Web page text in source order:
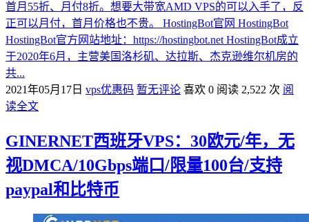
首月55折、月付8折。想要大带宽AMD VPS的可以入手了，反
正可以月付，首月价格也不贵。 HostingBot官网 HostingBot
HostingBot官方网站地址：https://hostingbot.net HostingBot成立
于2020年6月，主营美国洛杉矶、达拉斯、杰克逊维尔机房的
共...
2021年05月17日 vps优惠码 暂无评论 喜欢 0 阅读 2,522 次 阅
读全文
GINERNET西班牙VPS：30欧元/年，无
视DMCA/10Gbps端口/限量100台/支持
paypal和比特币